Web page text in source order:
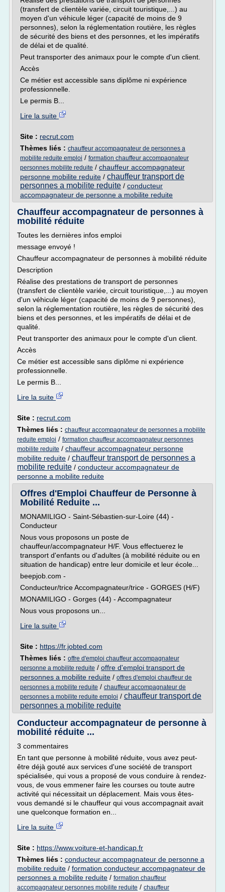
(transfert de clientèle variée, circuit touristique,...) au
moyen d'un véhicule léger (capacité de moins de 9
personnes), selon la réglementation routière, les règles
de sécurité des biens et des personnes, et les impératifs
de délai et de qualité.
Peut transporter des animaux pour le compte d'un client.
Accès
Ce métier est accessible sans diplôme ni expérience
professionnelle.
Le permis B...
Lire la suite
Site : recrut.com
Thèmes liés : chauffeur accompagnateur de personnes a
mobilite reduite emploi / formation chauffeur accompagnateur
personnes mobilite reduite / chauffeur accompagnateur
personne mobilite reduite / chauffeur transport de
personnes a mobilite reduite / conducteur
accompagnateur de personne a mobilite reduite
Chauffeur accompagnateur de personnes à
mobilité réduite
Toutes les dernières infos emploi
message envoyé !
Chauffeur accompagnateur de personnes à mobilité réduite
Description
Réalise des prestations de transport de personnes
(transfert de clientèle variée, circuit touristique,...) au moyen
d'un véhicule léger (capacité de moins de 9 personnes),
selon la réglementation routière, les règles de sécurité des
biens et des personnes, et les impératifs de délai et de
qualité.
Peut transporter des animaux pour le compte d'un client.
Accès
Ce métier est accessible sans diplôme ni expérience
professionnelle.
Le permis B...
Lire la suite
Site : recrut.com
Thèmes liés : chauffeur accompagnateur de personnes a mobilite
reduite emploi / formation chauffeur accompagnateur personnes
mobilite reduite / chauffeur accompagnateur personne
mobilite reduite / chauffeur transport de personnes a
mobilite reduite / conducteur accompagnateur de
personne a mobilite reduite
Offres d'Emploi Chauffeur de Personne à
Mobilité Reduite ...
MONAMILIGO - Saint-Sébastien-sur-Loire (44) -
Conducteur
Nous vous proposons un poste de
chauffeur/accompagnateur H/F. Vous effectuerez le
transport d'enfants ou d'adultes (à mobilité réduite ou en
situation de handicap) entre leur domicile et leur école...
beepjob.com -
Conducteur/trice Accompagnateur/trice - GORGES (H/F)
MONAMILIGO - Gorges (44) - Accompagnateur
Nous vous proposons un...
Lire la suite
Site : https://fr.jobted.com
Thèmes liés : offre d'emploi chauffeur accompagnateur
personne a mobilite reduite / offre d'emploi transport de
personnes a mobilite reduite / offres d'emploi chauffeur de
personnes a mobilite reduite / chauffeur accompagnateur de
personnes a mobilite reduite emploi / chauffeur transport de
personnes a mobilite reduite
Conducteur accompagnateur de personne à
mobilité réduite ...
3 commentaires
En tant que personne à mobilité réduite, vous avez peut-
être déjà gouté aux services d'une société de transport
spécialisée, qui vous a proposé de vous conduire à rendez-
vous, de vous emmener faire les courses ou toute autre
activité qui nécessitait un déplacement. Mais vous êtes-
vous demandé si le chauffeur qui vous accompagnait avait
une quelconque formation en...
Lire la suite
Site : https://www.voiture-et-handicap.fr
Thèmes liés : conducteur accompagnateur de personne a
mobilite reduite / formation conducteur accompagnateur de
personnes a mobilite reduite / formation chauffeur
accompagnateur personnes mobilite reduite / chauffeur